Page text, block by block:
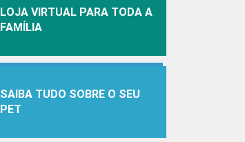
LOJA VIRTUAL PARA TODA A
FAMÍLIA
SAIBA TUDO SOBRE O SEU
PET